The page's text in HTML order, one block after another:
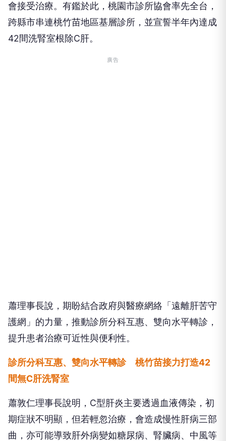
會接受治療。有鑑於此，桃園市診所協會率先全台，
跨縣市串連桃竹苗地區基層診所，並宣誓半年內達成
42間洗腎室根除C肝。
廣告
蕭理事長說，期盼結合政府與醫療網絡「遠離肝苦守
護網」的力量，推動診所分科互惠、雙向水平轉診，
提升患者治療可近性與便利性。
診所分科互惠、雙向水平轉診 桃竹苗接力打造42
間無C肝洗腎室
蕭敦仁理事長說明，C型肝炎主要透過血液傳染，初
期症狀不明顯，但若輕忽治療，會造成慢性肝病三部
曲，亦可能導致肝外病變如糖尿病、腎臟病、中風等